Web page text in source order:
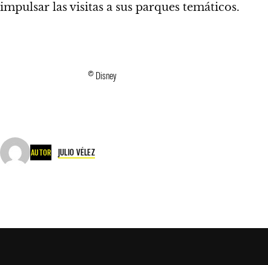
impulsar las visitas a sus parques temáticos.
© Disney
AUTOR JULIO VÉLEZ